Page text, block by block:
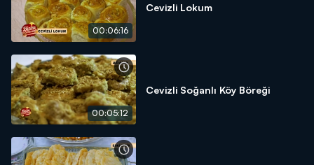
00:06:16
Cevizli Lokum
00:05:12
Cevizli Soğanlı Köy Böreği